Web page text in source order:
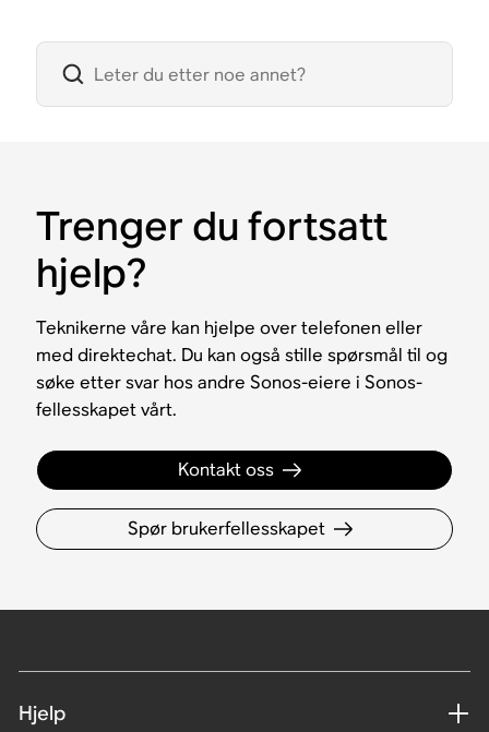
Trenger du fortsatt
hjelp?
Teknikerne våre kan hjelpe over telefonen eller
med direktechat. Du kan også stille spørsmål til og
søke etter svar hos andre Sonos-eiere i Sonos-
fellesskapet vårt.
Kontakt oss
Spør brukerfellesskapet
Hjelp